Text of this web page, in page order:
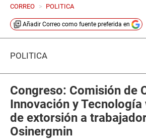
CORREO > POLITICA
Añadir Correo como fuente preferida en
POLÍTICA
Congreso: Comisión de
Innovación y Tecnología
de extorsión a
Osinergmin